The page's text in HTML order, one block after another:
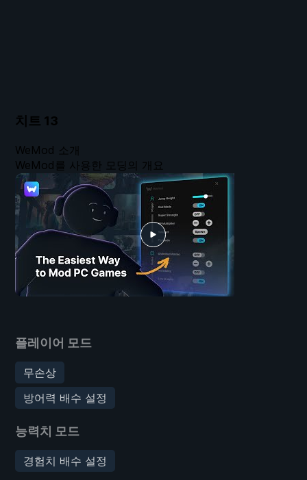
치트 13
플레이어 모드
무손상
방어력 배수 설정
능력치 모드
경험치 배수 설정
WeMod 소개
WeMod를 사용한 모딩의 개요